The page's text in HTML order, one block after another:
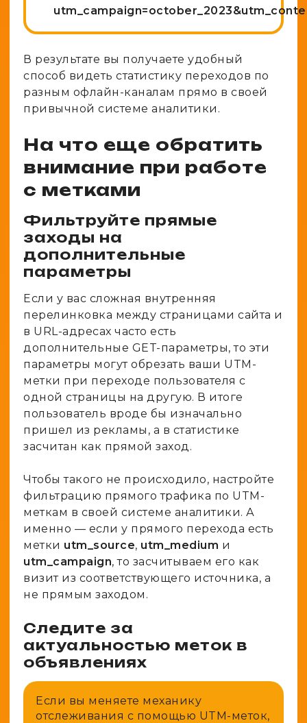
В результате вы получаете удобный
способ видеть статистику переходов по
разным офлайн-каналам прямо в своей
привычной системе аналитики.
На что еще обратить
внимание при работе
с метками
Фильтруйте прямые
заходы на
дополнительные
параметры
Если у вас сложная внутренняя
перелинковка между страницами сайта и
в URL-адресах часто есть
дополнительные GET-параметры, то эти
параметры могут обрезать ваши UTM-
метки при переходе пользователя с
одной страницы на другую. В итоге
пользователь вроде бы изначально
пришел из рекламы, а в статистике
засчитан как прямой заход.
Чтобы такого не происходило, настройте
фильтрацию прямого трафика по UTM-
меткам в своей системе аналитики. А
именно — если у прямого перехода есть
метки utm_source, utm_medium и
utm_campaign, то засчитываем его как
визит из соответствующего источника, а
не прямым заходом.
Следите за
актуальностью меток в
объявлениях
Если вы меняете механику
отслеживания с помощью UTM-меток,